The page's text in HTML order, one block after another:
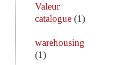
Valeur
catalogue (1)
warehousing
(1)